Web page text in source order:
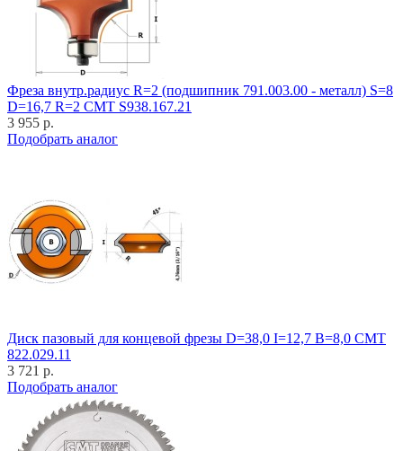
Фреза внутр.радиус R=2 (подшипник 791.003.00 - металл) S=8
D=16,7 R=2 CMT S938.167.21
3 955 р.
Подобрать аналог
Диск пазовый для концевой фрезы D=38,0 I=12,7 B=8,0 CMT
822.029.11
3 721 р.
Подобрать аналог